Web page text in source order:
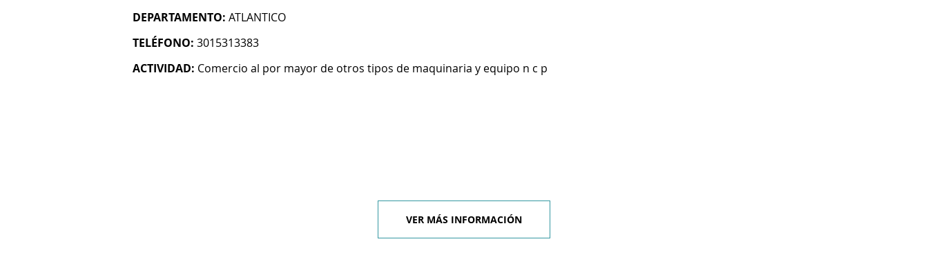
DEPARTAMENTO: ATLANTICO
TELÉFONO: 3015313383
ACTIVIDAD: Comercio al por mayor de otros tipos de maquinaria y equipo n c p
VER MÁS INFORMACIÓN